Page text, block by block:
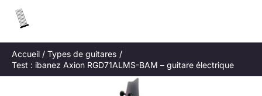
Accueil
Types de guitares
Test : ibanez Axion RGD71ALMS-BAM – guitare électrique
h